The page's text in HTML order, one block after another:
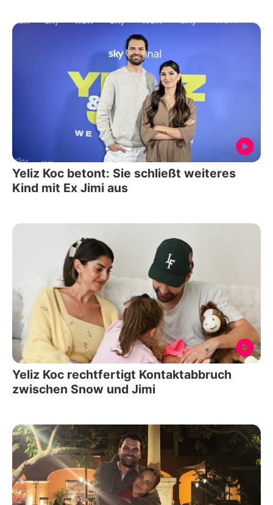
Yeliz Koc betont: Sie schließt weiteres
Kind mit Ex Jimi aus
Yeliz Koc rechtfertigt Kontaktabbruch
zwischen Snow und Jimi